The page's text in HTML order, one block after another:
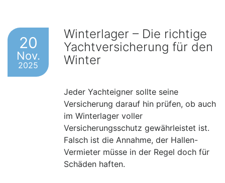
20
Nov.
2025
Winterlager – Die richtige
Yachtversicherung für den
Winter
Jeder Yachteigner sollte seine
Versicherung darauf hin prüfen, ob auch
im Winterlager voller
Versicherungsschutz gewährleistet ist.
Falsch ist die Annahme, der Hallen-
Vermieter müsse in der Regel doch für
Schäden haften.